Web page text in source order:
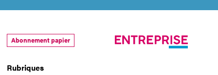
Rubriques
Abonnement papier